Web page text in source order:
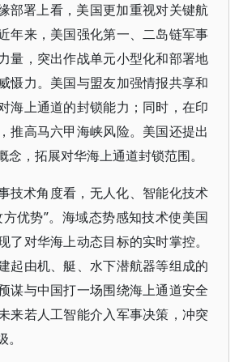
部署上看，美国更加重视对关键航
年来，美国强化第一、二岛链军事
量，突出作战单元小型化和部署地
慑力。美国与盟友加强情报共享和
海上通道的封锁能力；同时，在印
推高马六甲海峡风险。美国还提出
念，拓展对华海上通道封锁范围。
技术角度看，无人化、智能化技术
优势”。海域态势感知技术使美国
了对华海上动态目标的实时掌控。
起由机、艇、水下潜航器等组成的
谋与中国打一场围绕海上通道安全
来若人工智能介入军事决策，冲突